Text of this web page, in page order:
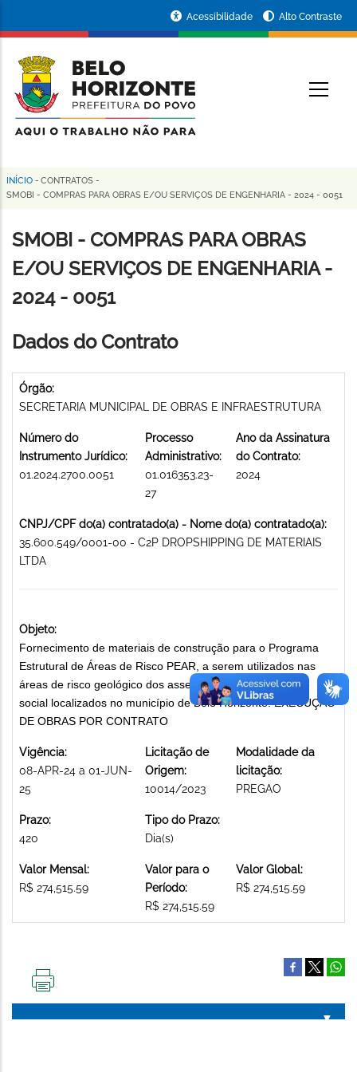
conteúdo
principal
da
Prefeitura
de
Horizonte
Acessibilidade Alto Contraste
Trilha
navegação
INÍCIO - CONTRATOS -
SMOBI - COMPRAS PARA OBRAS E/OU SERVIÇOS DE ENGENHARIA - 2024 - 0051
SMOBI - COMPRAS PARA OBRAS
E/OU SERVIÇOS DE ENGENHARIA -
2024 - 0051
Dados do Contrato
Órgão:
SECRETARIA MUNICIPAL DE OBRAS E INFRAESTRUTURA
Número do
Instrumento Jurídico:
01.2024.2700.0051
Processo
Administrativo:
01.016353.23-
27
Ano da Assinatura
do Contrato:
2024
CNPJ/CPF do(a) contratado(a) - Nome do(a) contratado(a):
35.600.549/0001-00 - C2P DROPSHIPPING DE MATERIAIS
LTDA
Objeto:
Fornecimento de materiais de construção para o Programa
Estrutural de Áreas de Risco PEAR, a serem utilizados nas
áreas de risco geológico dos assentamentos de interesse
social localizados no município de Belo Horizonte. EXECUÇÃO
DE OBRAS POR CONTRATO
Vigência:
08-APR-24 a 01-JUN-
25
Licitação de
Origem:
10014/2023
Modalidade da
licitação:
PREGAO
Prazo:
420
Tipo do Prazo:
Dia(s)
Valor Mensal:
R$ 274,515.59
Valor para o
Período:
R$ 274,515.59
Valor Global:
R$ 274,515.59
PÁGINA